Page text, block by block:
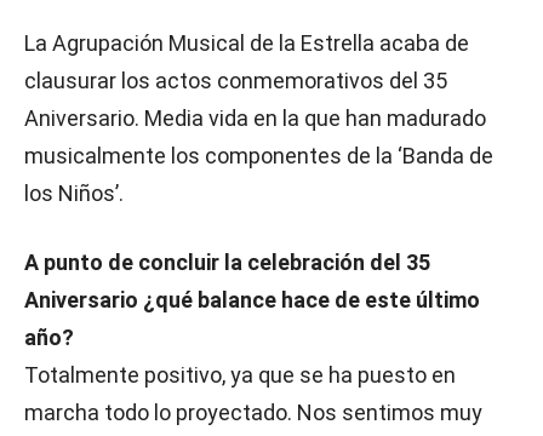
La Agrupación Musical de la Estrella acaba de
clausurar los actos conmemorativos del 35
Aniversario. Media vida en la que han madurado
musicalmente los componentes de la ‘Banda de
los Niños’.
A punto de concluir la celebración del 35
Aniversario ¿qué balance hace de este último
año?
Totalmente positivo, ya que se ha puesto en
marcha todo lo proyectado. Nos sentimos muy